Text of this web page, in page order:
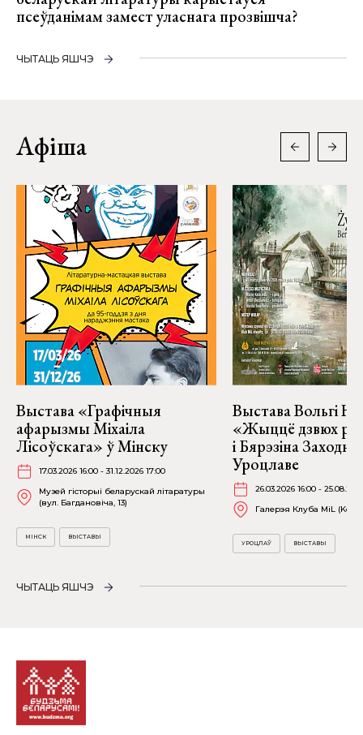
псеўданімам замест уласнага прозвішча?
ЧЫТАЦЬ ЯШЧЭ
Афіша
Выстава «Графічныя
афарызмы Міхаіла
Лісоўскага» ў Мінску
17.03.2026 16:00 - 31.12.2026 17:00
Музей гісторыі беларускай літаратуры
(вул. Багдановіча, 13)
МІНСК ВЫСТАВЫ
Выстава Вольгі
«Жыццё дзвюх
і Бярэзіна
Уроцлаве
26.03.2026 16:00 -
Галерэя Клуба MiL
УРОЦЛАЎ ВЫСТАВЫ
ЧЫТАЦЬ ЯШЧЭ